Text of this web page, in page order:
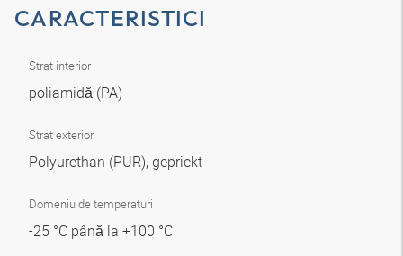
CARACTERISTICI
Strat interior
poliamidă (PA)
Strat exterior
Polyurethan (PUR), geprickt
Domeniu de temperaturi
-25 °C până la +100 °C